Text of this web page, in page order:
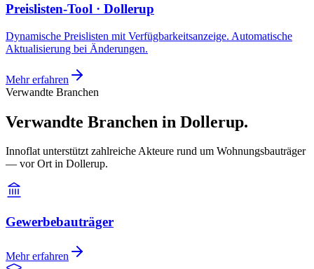
Preislisten-Tool · Dollerup
Dynamische Preislisten mit Verfügbarkeitsanzeige. Automatische
Aktualisierung bei Änderungen.
Mehr erfahren
Verwandte Branchen
Verwandte Branchen in Dollerup.
Innoflat unterstützt zahlreiche Akteure rund um Wohnungsbauträger
— vor Ort in Dollerup.
Gewerbebauträger
Mehr erfahren